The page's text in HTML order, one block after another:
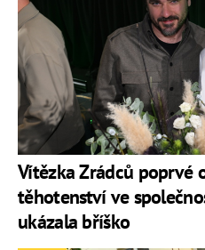
Vítězka Zrádců poprvé
těhotenství ve
ukázala bříško